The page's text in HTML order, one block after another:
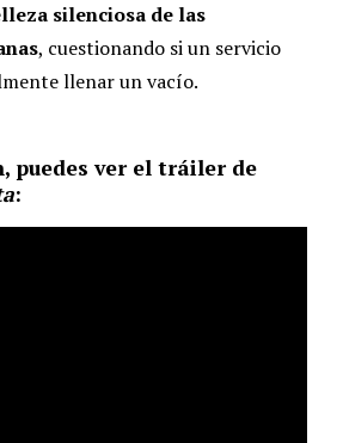
silenciosa de las
, cuestionando si un servicio
llenar un vacío.
puedes ver el tráiler de
: